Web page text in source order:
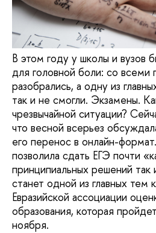
В этом году у школы и вузов
для головной боли: со всеми
разобрались, а одну из
так и не смогли. Экзамены.
чрезвычайной ситуации?
что весной всерьез
его перенос в онлайн-
позволила сдать ЕГЭ почти
принципиальных решений
станет одной из главных тем
Евразийской ассоциации
образования, которая
ноября.